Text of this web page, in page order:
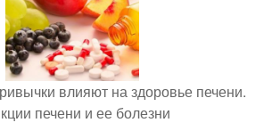
влияют на здоровье печени.
печени и ее болезни